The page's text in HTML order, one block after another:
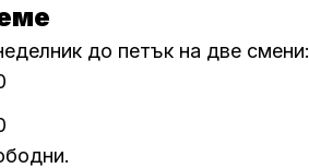
до петък на две смени: